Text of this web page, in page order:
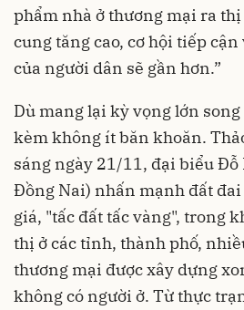
phẩm nhà ở thương mại ra
cung tăng cao, cơ hội tiếp
của người dân sẽ gần hơn.”
Dù mang lại kỳ vọng lớn
kèm không ít băn khoăn.
sáng ngày 21/11, đại biểu Đỗ
Đồng Nai) nhấn mạnh đất
giá, "tấc đất tấc vàng", trong
thị ở các tỉnh, thành phố,
thương mại được xây dựng
không có người ở. Từ thực